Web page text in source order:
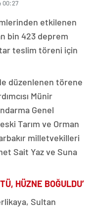
00:27
etkilenen
bin 423 deprem
teslim töreni için
düzenlenen törene
Münir
Genel
Tarım ve Orman
milletvekilleri
Sait Yaz ve Suna
HÜZNE BOĞULDU’
Sultan